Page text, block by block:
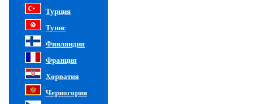
Турция
Тунис
Финляндия
Франция
Хорватия
Черногория